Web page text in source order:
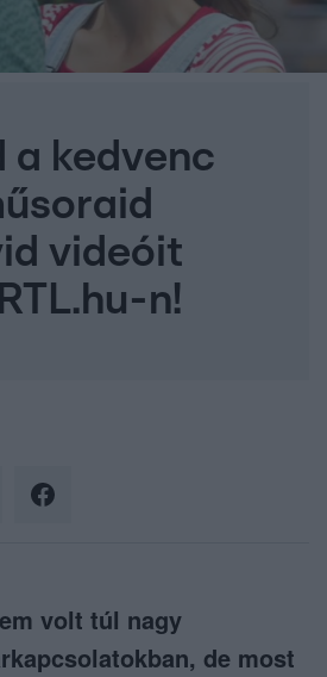
a kedvenc
videóit
n!
volt túl nagy
de most